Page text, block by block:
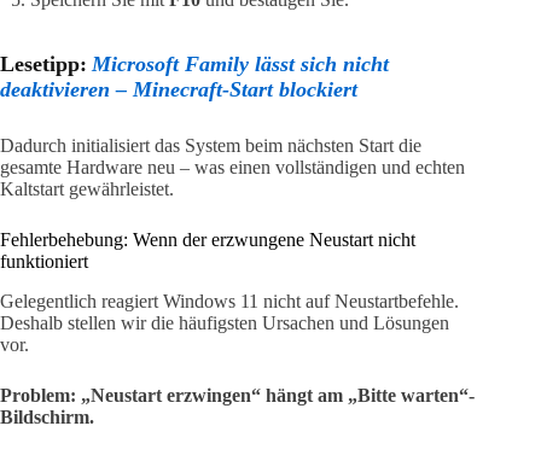
Lesetipp: Microsoft Family lässt sich nicht
deaktivieren – Minecraft-Start blockiert
Dadurch initialisiert das System beim nächsten Start die
gesamte Hardware neu – was einen vollständigen und echten
Kaltstart gewährleistet.
Fehlerbehebung: Wenn der erzwungene Neustart nicht
funktioniert
Gelegentlich reagiert Windows 11 nicht auf Neustartbefehle.
Deshalb stellen wir die häufigsten Ursachen und Lösungen
vor.
Problem: „Neustart erzwingen“ hängt am „Bitte warten“-
Bildschirm.